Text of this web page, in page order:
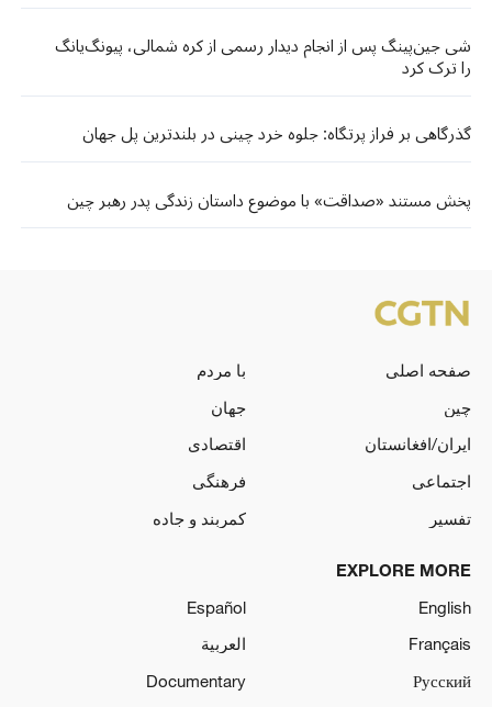
شی جین‌پینگ پس از انجام دیدار رسمی از کره شمالی، پیونگ‌یانگ
را ترک کرد
گذرگاهی بر فراز پرتگاه: جلوه خرد چینی در بلندترین پل جهان
پخش مستند «صداقت» با موضوع داستان زندگی پدر رهبر چین
صفحه اصلی
با مردم
چین
جهان
ایران/افغانستان
اقتصادی
اجتماعی
فرهنگی
تفسیر
کمربند و جاده
EXPLORE MORE
English
Español
Français
العربية
Русский
Documentary